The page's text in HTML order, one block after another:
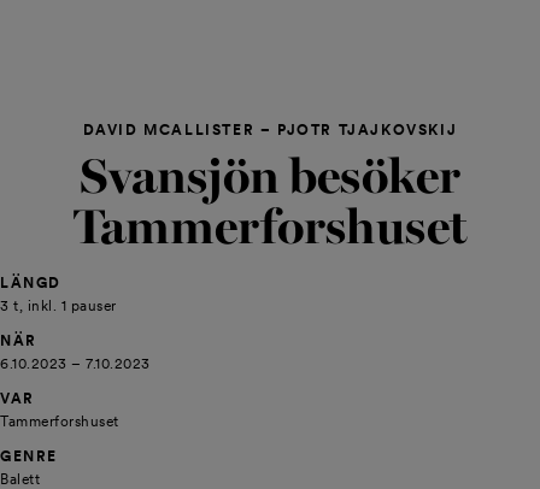
DAVID MCALLISTER – PJOTR TJAJKOVSKIJ
Svansjön besöker
Tammerforshuset
LÄNGD
3 t, inkl. 1 pauser
NÄR
6.10.2023 – 7.10.2023
VAR
Tammerforshuset
GENRE
Balett